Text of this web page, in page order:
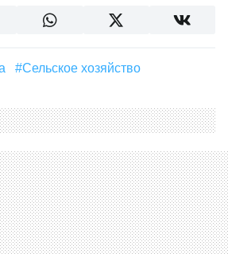
#сельское хозяйство